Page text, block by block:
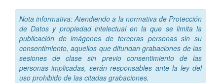
Nota informativa: Atendiendo a la normativa de Protección
de Datos y propiedad intelectual en la que se limita la
publicación de imágenes de terceras personas sin su
consentimiento, aquellos que difundan grabaciones de las
sesiones de clase sin previo consentimiento de las
personas implicadas, serán responsables ante la ley del
uso prohibido de las citadas grabaciones.